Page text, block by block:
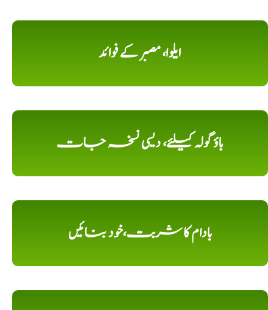
ایلوا، مصبر کے فوائد
باؤ گولہ کیلئے، دیسی نسخہ جات
بادام کا شربت،خود بنائیں